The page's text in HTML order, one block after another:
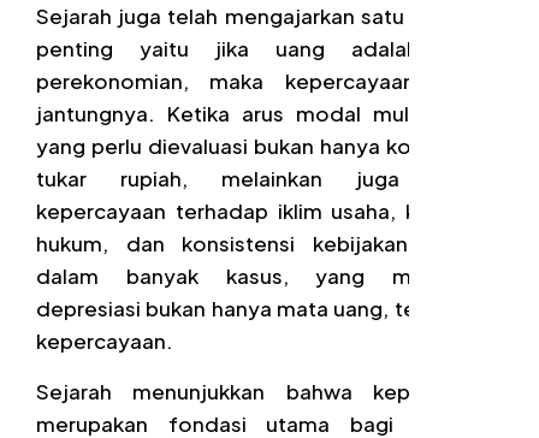
Sejarah juga telah mengajarkan satu pelajaran
penting yaitu jika uang adalah darah
perekonomian, maka kepercayaan adalah
jantungnya. Ketika arus modal mulai keluar,
yang perlu dievaluasi bukan hanya kondisi nilai
tukar rupiah, melainkan juga tingkat
kepercayaan terhadap iklim usaha, kepastian
hukum, dan konsistensi kebijakan. Sebab,
dalam banyak kasus, yang mengalami
depresiasi bukan hanya mata uang, tetapi juga
kepercayaan.
Sejarah menunjukkan bahwa kepercayaan
merupakan fondasi utama bagi stabilitas